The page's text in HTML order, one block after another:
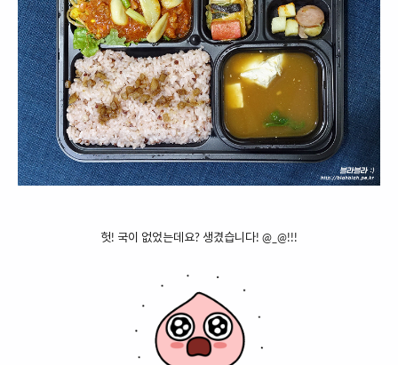
헛! 국이 없었는데요? 생겼습니다! @_@!!!